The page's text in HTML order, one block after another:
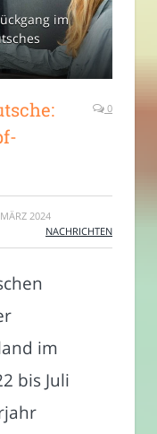
im
0
2024
NACHRICHTEN
im
bis Juli